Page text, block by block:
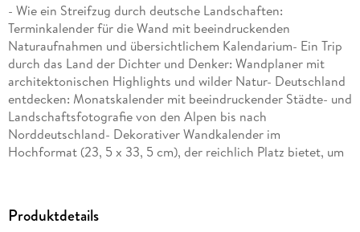
- Wie ein Streifzug durch deutsche Landschaften:
Terminkalender für die Wand mit beeindruckenden
Naturaufnahmen und übersichtlichem Kalendarium- Ein Trip
durch das Land der Dichter und Denker: Wandplaner mit
architektonischen Highlights und wilder Natur- Deutschland
entdecken: Monatskalender mit beeindruckender Städte- und
Landschaftsfotografie von den Alpen bis nach
Norddeutschland- Dekorativer Wandkalender im
Hochformat (23, 5 x 33, 5 cm), der reichlich Platz bietet, um
Produktdetails